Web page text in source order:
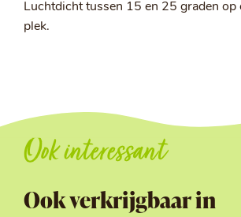
Luchtdicht tussen 15 en 25 graden op
plek.
Ook interessant
Ook verkrijgbaar in